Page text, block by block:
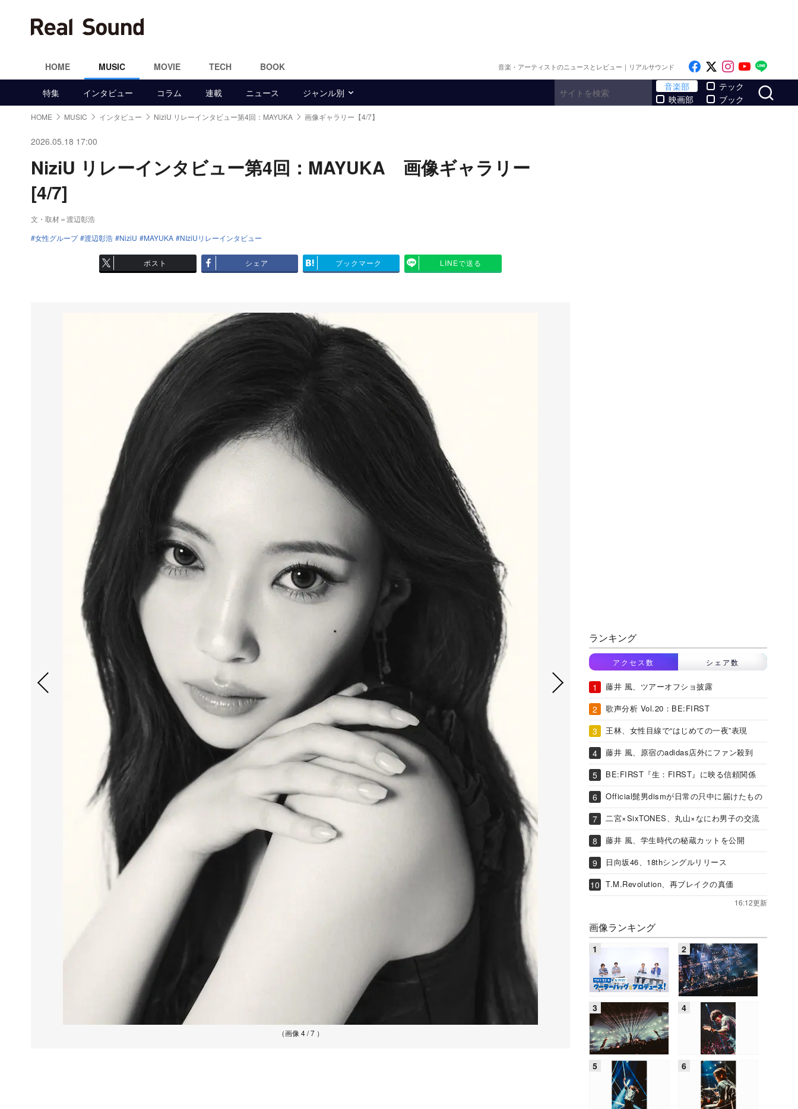
HOME MUSIC MOVIE TECH BOOK 音楽・アーティストのニュースとレビュー｜リアルサウンド Like on Facebook
Follow on x
Follow on
Follow
特集 インタビュー コラム 連載 ニュース ジャンル別
音楽部
映画部
テック
ブック
HOME MUSIC インタビュー NiziU リレーインタビュー第4回：MAYUKA 画像ギャラリー【4/7】
2026.05.18 17:00
NiziU リレーインタビュー第4回：MAYUKA 画像ギャラリー
[4/7]
文・取材＝渡辺彰浩
女性グループ
渡辺彰浩 NiziU MAYUKA NIziUリレーインタビュー
ポスト シェア ブックマーク LINEで送る
（画像 4 / 7 ）
ランキング
アクセス数 シェア数
藤井 風、ツアーオフショ披露
歌声分析 Vol.20：BE:FIRST
王林、女性目線で“はじめての一夜”表現
藤井 風、原宿のadidas店外にファン殺到
BE:FIRST『生：FIRST』に映る信頼関係
Official髭男dismが日常の只中に届けたもの
二宮×SixTONES、丸山×なにわ男子の交流
藤井 風、学生時代の秘蔵カットを公開
日向坂46、18thシングルリリース
T.M.Revolution、再ブレイクの真価
16:12更新
画像ランキング